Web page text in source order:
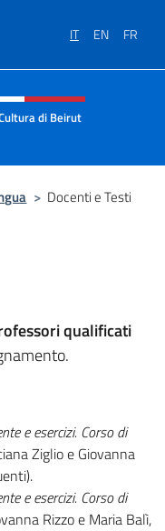
IT EN FR
e menù
di Beirut
> Docenti e Testi
qualificati
e esercizi. Corso di
Ziglio e Giovanna
e esercizi. Corso di
Rizzo e Maria Balì,